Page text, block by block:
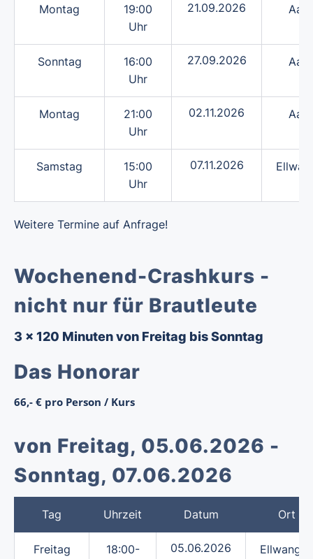
Montag
19:00
Uhr
21.09.2026
Sonntag
16:00
Uhr
27.09.2026
Montag
21:00
Uhr
02.11.2026
Samstag
15:00
Uhr
07.11.2026
Weitere Termine auf Anfrage!
Wochenend-Crashkurs -
nicht nur für Brautleute
3 x 120 Minuten von Freitag bis Sonntag
Das Honorar
66,- € pro Person / Kurs
von Freitag, 05.06.2026 -
Sonntag, 07.06.2026
Tag Uhrzeit Datum Ort
Freitag
18:00-
05.06.2026 Ellwangen